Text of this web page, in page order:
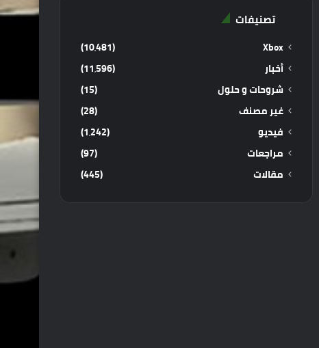
تصنيفات
Xbox
(10٬481)
أخبار
(11٬596)
شروحات و حلول
(15)
غير مصنف
(28)
فيديو
(1٬242)
مراجعات
(97)
مقالات
(445)